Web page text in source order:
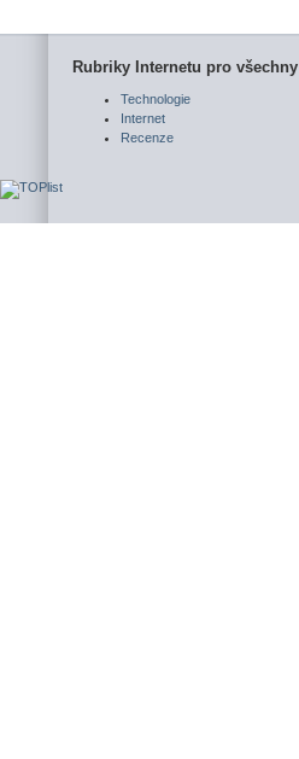
Rubriky Internetu pro všechny
Technologie
Internet
Recenze